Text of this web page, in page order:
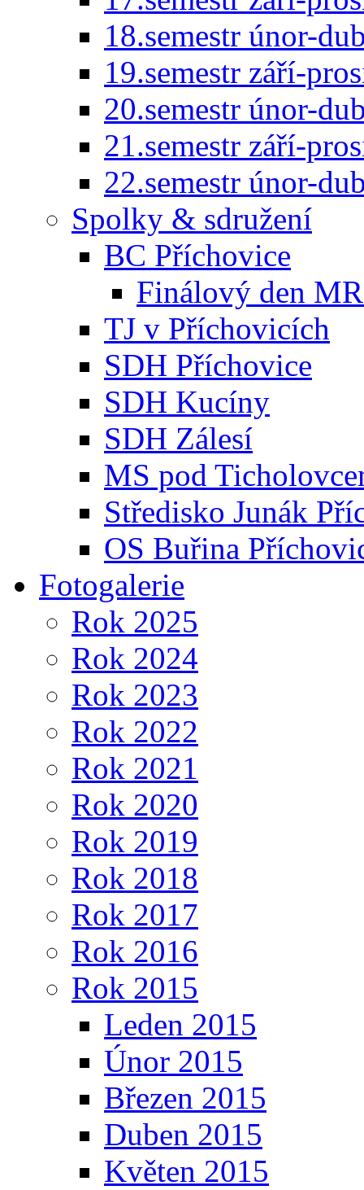
18.semestr únor-
19.semestr září-
20.semestr únor-
21.semestr září-
22.semestr únor-
Spolky & sdružení
BC Příchovice
Finálový den
TJ v Příchovicích
SDH Příchovice
SDH Kucíny
SDH Zálesí
MS pod
Středisko Junák
OS Buřina
Fotogalerie
Rok 2025
Rok 2024
Rok 2023
Rok 2022
Rok 2021
Rok 2020
Rok 2019
Rok 2018
Rok 2017
Rok 2016
Rok 2015
Leden 2015
Únor 2015
Březen 2015
Duben 2015
Květen 2015